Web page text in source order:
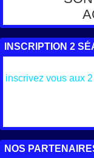
INSCRIPTION 2
inscrivez vous aux
NOS